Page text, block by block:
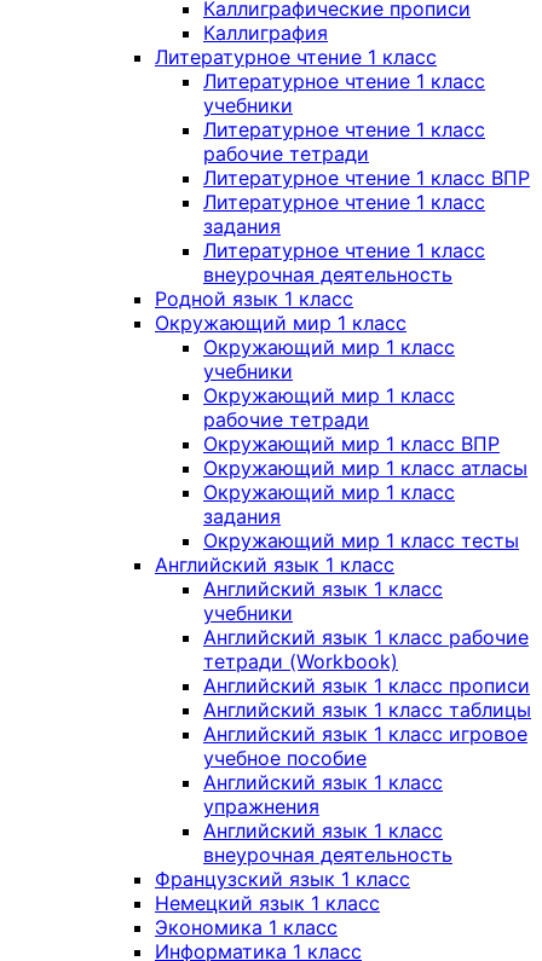
Каллиграфические прописи
Каллиграфия
Литературное чтение 1 класс
Литературное чтение 1 класс
учебники
Литературное чтение 1 класс
рабочие тетради
Литературное чтение 1 класс ВПР
Литературное чтение 1 класс
задания
Литературное чтение 1 класс
внеурочная деятельность
Родной язык 1 класс
Окружающий мир 1 класс
Окружающий мир 1 класс
учебники
Окружающий мир 1 класс
рабочие тетради
Окружающий мир 1 класс ВПР
Окружающий мир 1 класс атласы
Окружающий мир 1 класс
задания
Окружающий мир 1 класс тесты
Английский язык 1 класс
Английский язык 1 класс
учебники
Английский язык 1 класс рабочие
тетради (Workbook)
Английский язык 1 класс прописи
Английский язык 1 класс таблицы
Английский язык 1 класс игровое
учебное пособие
Английский язык 1 класс
упражнения
Английский язык 1 класс
внеурочная деятельность
Французский язык 1 класс
Немецкий язык 1 класс
Экономика 1 класс
Информатика 1 класс